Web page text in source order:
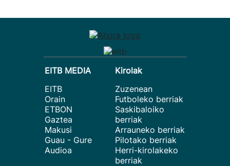
EITB MEDIA
EITB
Orain
ETBON
Gaztea
Makusi
Guau - Gure
Audioa
Kirolak
Zuzenean
Futboleko berriak
Saskibaloiko
berriak
Arrauneko berriak
Pilotako berriak
Herri-kirolakeko
berriak